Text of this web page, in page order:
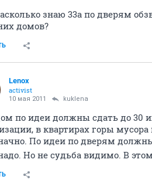
знаю 33а по дверям
домов?
Lenox
activist
10 мая 2011 kuklena
по идеи должны сдать до 30
в квартирах горы
По идеи по дверям
Но не судьба видимо. В